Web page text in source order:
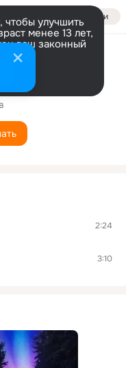
Войти
улучшить
менее 13 лет,
ваш законный
2:24
3:10